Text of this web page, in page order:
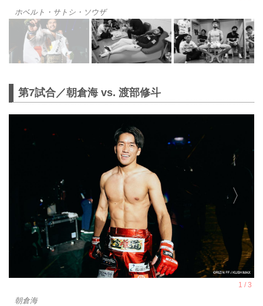
ホベルト・サトシ・ソウザ
第7試合／朝倉海 vs. 渡部修斗
朝倉海